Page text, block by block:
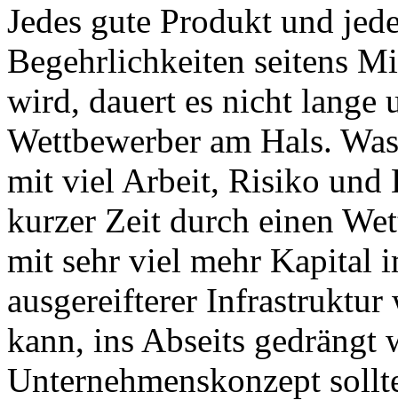
Jedes gute Produkt und
Begehrlichkeiten seitens
wird, dauert es nicht lange
Wettbewerber am Hals.
mit viel Arbeit, Risiko und
kurzer Zeit durch einen
mit sehr viel mehr Kapital
ausgereifterer Infrastruktur
kann, ins Abseits gedrängt
Unternehmenskonzept